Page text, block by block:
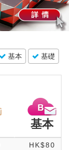
基本 基礎
基本
HK$80